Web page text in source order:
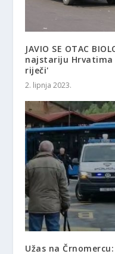
JAVIO SE OTAC
najstariju
riječi'
2. lipnja 2023.
Užas na